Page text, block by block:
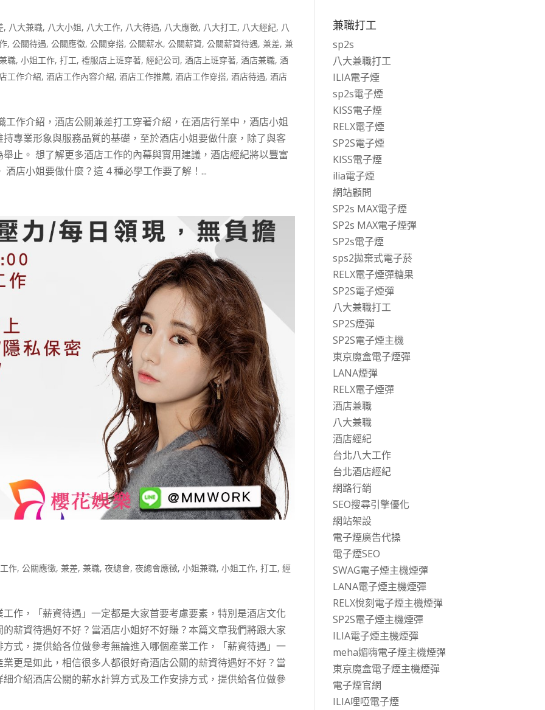
, 八大兼職, 八大小姐, 八大工作, 八大待遇, 八大應徵, 八大打工, 八大經紀, 八
,公關待遇,公關應徵,公關穿搭,公關薪水,公關薪資,公關薪資待遇,兼差,兼
職,小姐工作,打工,禮服店上班穿著,經紀公司,酒店上班穿著,酒店兼職,酒
工作介紹,酒店工作內容介紹,酒店工作推薦,酒店工作穿搭,酒店待遇,酒店
作介紹，酒店公關兼差打工穿著介紹，在酒店行業中，酒店小姐
專業形象與服務品質的基礎，至於酒店小姐要做什麼，除了與客
止。 想了解更多酒店工作的內幕與實用建議，酒店經紀將以豐富
店小姐要做什麼？這 4 種必學工作要了解！...
作,公關應徵,兼差,兼職,夜總會,夜總會應徵,小姐兼職,小姐工作,打工,經
作，「薪資待遇」一定都是大家首要考慮要素，特別是酒店文化
薪資待遇好不好？當酒店小姐好不好賺？本篇文章我們將跟大家
式，提供給各位做參考無論進入哪個產業工作，「薪資待遇」一
更是如此，相信很多人都很好奇酒店公關的薪資待遇好不好？當
介紹酒店公關的薪水計算方式及工作安排方式，提供給各位做參
兼職打工
sp2s
八大兼職打工
ILIA電子煙
sp2s電子煙
KISS電子煙
RELX電子煙
SP2S電子煙
KISS電子煙
ilia電子煙
網站顧問
SP2s MAX電子煙
SP2s MAX電子煙彈
SP2s電子煙
sps2拋棄式電子菸
RELX電子煙彈糖果
SP2S電子煙彈
八大兼職打工
SP2S煙彈
SP2S電子煙主機
東京魔盒電子煙彈
LANA煙彈
RELX電子煙彈
酒店兼職
八大兼職
酒店經紀
台北八大工作
台北酒店經紀
網路行銷
SEO搜尋引擎優化
網站架設
電子煙廣告代操
電子煙SEO
SWAG電子煙主機煙彈
LANA電子煙主機煙彈
RELX悅刻電子煙主機煙彈
SP2S電子煙主機煙彈
ILIA電子煙主機煙彈
meha媚嗨電子煙主機煙彈
東京魔盒電子煙主機煙彈
電子煙官網
ILIA哩啞電子煙